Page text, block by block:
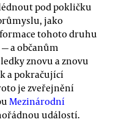
pod pokličku
jako
tohoto druhu
a občanům
znovu a znovu
a pokračující
je zveřejnění
Mezinárodní
událostí.